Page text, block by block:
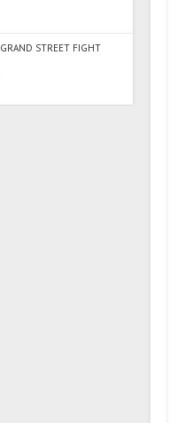
GRAND STREET FIGHT